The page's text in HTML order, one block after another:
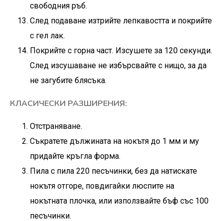
свободния ръб.
След подаване изтрийте лепкавостта и покрийте
с гел лак.
Покрийте с горна част. Изсушете за 120 секунди.
След изсушаване не избърсвайте с нищо, за да
не загубите блясъка.
КЛАСИЧЕСКИ РАЗШИРЕНИЯ:
Отстраняване.
Съкратете дължината на нокътя до 1 мм и му
придайте кръгла форма.
Пила с пила 220 песъчинки, без да натискате
нокътя отгоре, повдигайки люспите на
нокътната плочка, или използвайте бъф със 100
песъчинки.